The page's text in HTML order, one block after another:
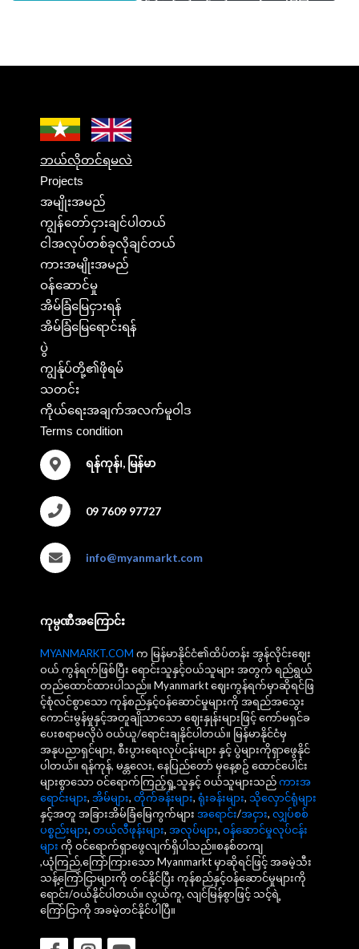
ဘယ်လိုတင်ရမလဲ
Projects
အမျိုးအမည်
ကျွန်တော်ငှားချင်ပါတယ်
ငါအလုပ်တစ်ခုလိုချင်တယ်
ကားအမျိုးအမည်
ဝန်ဆောင်မှု
အိမ်ခြံမြေငှားရန်
အိမ်ခြံမြေရောင်းရန်
ပွဲ
ကျွန်ုပ်တို့၏ဖိုရမ်
သတင်း
ကိုယ်ရေးအချက်အလက်မူဝါဒ
Terms condition
ရန်ကုန်၊, မြန်မာ
09 7609 97727
info@myanmarkt.com
ကုမ္ပဏီအကြောင်း
MYANMARKT.COM က မြန်မာနိုင်ငံ၏ထိပ်တန်း အွန်လိုင်းဈေး
ဝယ် ကွန်ရက်ဖြစ်ပြီး ရောင်းသူနှင့်ဝယ်သူများ အတွက် ရည်ရွယ်
တည်ထောင်ထားပါသည်။ Myanmarkt ဈေးကွန်ရက်မှာဆိုရင်ဖြ
င့်စုံလင်စွာသော ကုန်စည်နှင့်ဝန်ဆောင်မှုများကို အရည်အသွေး
ကောင်းမွန်မှုနှင့်အတူချိုသာသော ဈေးနှုန်းများဖြင့် ကော်မရှင်ခ
ပေးစရာမလိုပဲ ဝယ်ယူ/ရောင်းချနိုင်ပါတယ်။ မြန်မာနိုင်ငံမှ
အနုပညာရှင်များ, စီးပွားရေးလုပ်ငန်းများ နှင့် ပွဲများကိုရှာဖွေနိုင်
ပါတယ်။ ရန်ကုန်, မန္တလေး, နေပြည်တော် မှနေ့စဥ် ထောင်ပေါင်း
များစွာသော ဝင်ရောက်ကြည့်ရှု့သူနှင့် ဝယ်သူများသည်ကားအ
ရောင်းများ, အိမ်များ, တိုက်ခန်းများ, ရုံးခန်းများ, သိုလှောင်ရုံများ
နှင့်အတူ အခြားအိမ်ခြံမြေကွက်များ အရောင်း/အငှား, လျှပ်စစ်
ပစ္စည်းများ, တယ်လီဖုန်းများ, အလုပ်များ, ဝန်ဆောင်မှုလုပ်ငန်း
များ ကို ဝင်ရောက်ရှာဖွေလျက်ရှိပါသည်။စနစ်တကျ
,ယုံကြည်,ကြော်ကြားသော Myanmarkt မှာဆိုရင်ဖြင့် အခမဲ့သီး
သန့်ကြော်ငြာများကို တင်နိုင်ပြီး ကုန်စည်နှင့်ဝန်ဆောင်မှုများကို
ရောင်း/ဝယ်နိုင်ပါတယ်။ လွယ်ကူ, လျင်မြန်စွာဖြင့် သင့်ရဲ့
ကြော်ငြာကို အခမဲ့တင်နိုင်ပါပြီ။